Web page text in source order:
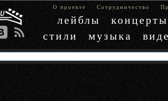
О проекте Сотрудничество
лейблы концерты
стили
музыка